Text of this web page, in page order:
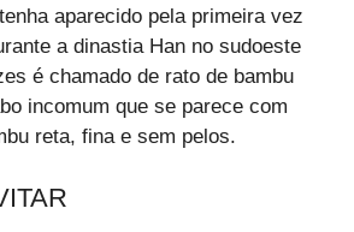
aparecido pela primeira vez
a dinastia Han no sudoeste
é chamado de rato de bambu
incomum que se parece com
reta, fina e sem pelos.